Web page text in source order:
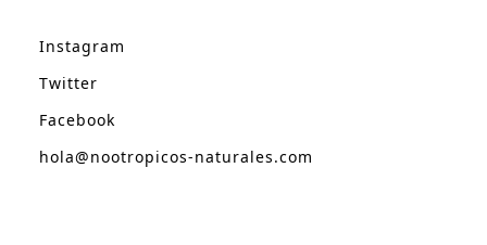
Instagram
Twitter
Facebook
hola@nootropicos-naturales.com